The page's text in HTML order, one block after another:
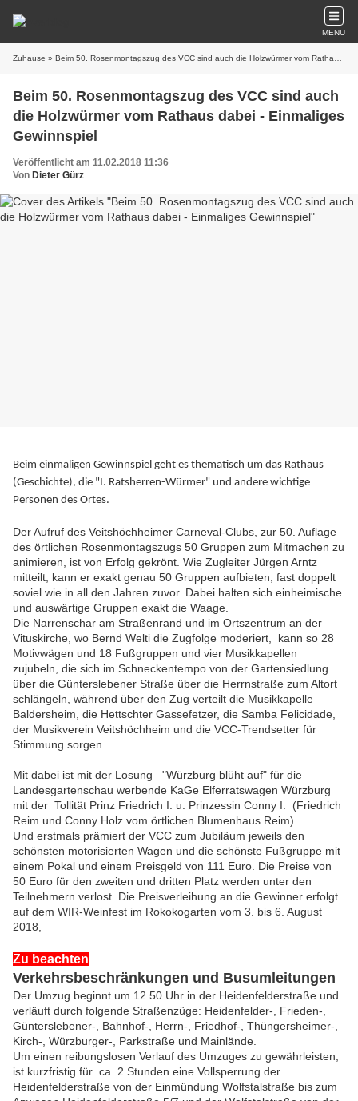
MENU
Zuhause » Beim 50. Rosenmontagszug des VCC sind auch die Holzwürmer vom Rathaus dabei - Einmaliges Gewinnspiel
Beim 50. Rosenmontagszug des VCC sind auch
die Holzwürmer vom Rathaus dabei - Einmaliges
Gewinnspiel
Veröffentlicht am 11.02.2018 11:36
Von Dieter Gürz
Beim einmaligen Gewinnspiel geht es thematisch um das Rathaus
(Geschichte), die "I. Ratsherren-Würmer" und andere wichtige
Personen des Ortes.
Der Aufruf des Veitshöchheimer Carneval-Clubs, zur 50. Auflage
des örtlichen Rosenmontagszugs 50 Gruppen zum Mitmachen zu
animieren, ist von Erfolg gekrönt. Wie Zugleiter Jürgen Arntz
mitteilt, kann er exakt genau 50 Gruppen aufbieten, fast doppelt
soviel wie in all den Jahren zuvor. Dabei halten sich einheimische
und auswärtige Gruppen exakt die Waage.
Die Narrenschar am Straßenrand und im Ortszentrum an der
Vituskirche, wo Bernd Welti die Zugfolge moderiert, kann so 28
Motivwägen und 18 Fußgruppen und vier Musikkapellen
zujubeln, die sich im Schneckentempo von der Gartensiedlung
über die Günterslebener Straße über die Herrnstraße zum Altort
schlängeln, während über den Zug verteilt die Musikkapelle
Baldersheim, die Hettschter Gassefetzer, die Samba Felicidade,
der Musikverein Veitshöchheim und die VCC-Trendsetter für
Stimmung sorgen.
Mit dabei ist mit der Losung "Würzburg blüht auf" für die
Landesgartenschau werbende KaGe Elferratswagen Würzburg
mit der Tollität Prinz Friedrich I. u. Prinzessin Conny I. (Friedrich
Reim und Conny Holz vom örtlichen Blumenhaus Reim).
Und erstmals prämiert der VCC zum Jubiläum jeweils den
schönsten motorisierten Wagen und die schönste Fußgruppe mit
einem Pokal und einem Preisgeld von 111 Euro. Die Preise von
50 Euro für den zweiten und dritten Platz werden unter den
Teilnehmern verlost. Die Preisverleihung an die Gewinner erfolgt
auf dem WIR-Weinfest im Rokokogarten vom 3. bis 6. August
2018,
Zu beachten
Verkehrsbeschränkungen und Busumleitungen
Der Umzug beginnt um 12.50 Uhr in der Heidenfelderstraße und
verläuft durch folgende Straßenzüge: Heidenfelder-, Frieden-,
Günterslebener-, Bahnhof-, Herrn-, Friedhof-, Thüngersheimer-,
Kirch-, Würzburger-, Parkstraße und Mainlände.
Um einen reibungslosen Verlauf des Umzuges zu gewährleisten,
ist kurzfristig für ca. 2 Stunden eine Vollsperrung der
Heidenfelderstraße von der Einmündung Wolfstalstraße bis zum